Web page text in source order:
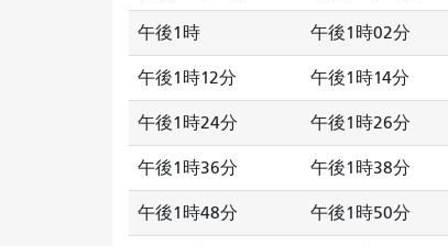
午後1時 午後1時02分
午後1時12分 午後1時14分
午後1時24分 午後1時26分
午後1時36分 午後1時38分
午後1時48分 午後1時50分